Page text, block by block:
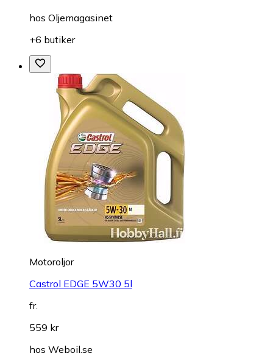
hos Oljemagasinet
+6 butiker
Motoroljor
Castrol EDGE 5W30 5l
fr.
559 kr
hos Weboil.se